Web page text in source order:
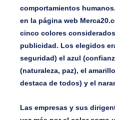
comportamientos
en la página web
cinco colores
publicidad. Los elegidos
seguridad) el azul
(naturaleza, paz), el
destaca de todos) y el
Las empresas y sus